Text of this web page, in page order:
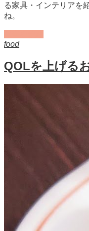
る家具・インテリアを
ね。
food
QOLを上げる